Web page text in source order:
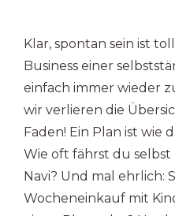
Klar, spontan sein ist
Business einer
einfach immer wieder
wir verlieren die
Faden! Ein Plan ist wie
Wie oft fährst du
Navi? Und mal ehrlich:
Wocheneinkauf mit